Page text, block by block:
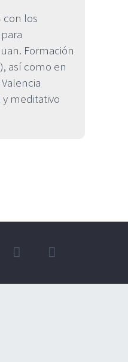
con los
Formación
así como en
meditativo